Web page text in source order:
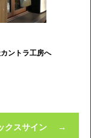
ントラ工房へ
クスサイン →